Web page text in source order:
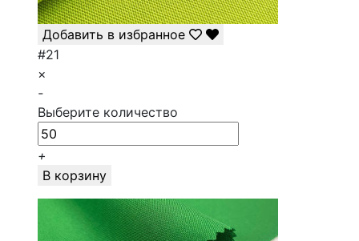
Добавить в избранное
#21
×
-
Выберите количество
+
В корзину